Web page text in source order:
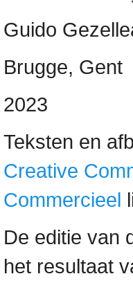
Guido
Brugge, Gent
2023
Teksten en
Creative
Commercieel
De editie van
het resultaat